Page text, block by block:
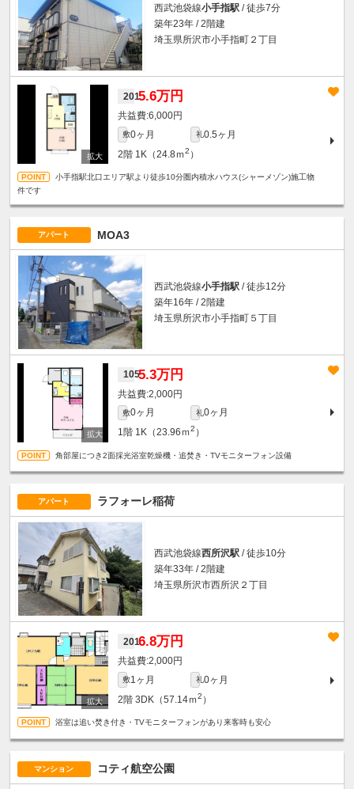
西武池袋線小手指駅 / 徒歩7分
築年23年 / 2階建
埼玉県所沢市小手指町２丁目
2015.6万円
6,000円
敷0ヶ月 礼0.5ヶ月
2階 1K（24.8ｍ2 ）
小手指駅北口エリア駅より徒歩10分圏内積水ハウス(シャーメゾン)施工物
件です
アパート MOA3
西武池袋線小手指駅 / 徒歩12分
築年16年 / 2階建
埼玉県所沢市小手指町５丁目
1055.3万円
2,000円
敷0ヶ月 礼0ヶ月
1階 1K（23.96ｍ2 ）
角部屋につき2面採光浴室乾燥機・追焚き・TVモニターフォン設備
アパート ラフォーレ稲荷
西武池袋線西所沢駅 / 徒歩10分
築年33年 / 2階建
埼玉県所沢市西所沢２丁目
2016.8万円
2,000円
敷1ヶ月 礼0ヶ月
2階 3DK（57.14ｍ2 ）
浴室は追い焚き付き・TVモニターフォンがあり来客時も安心
マンション コティ航空公園